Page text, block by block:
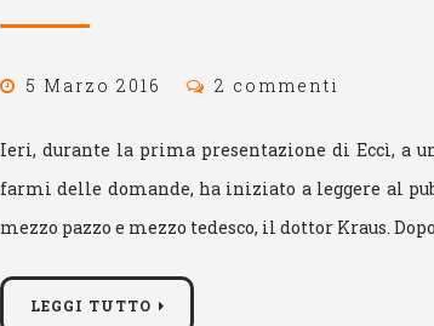
5 Marzo 2016 2 commenti
Ieri, durante la prima presentazione di Eccì, a
farmi delle domande, ha iniziato a leggere al
mezzo pazzo e mezzo tedesco, il dottor Kraus.
LEGGI TUTTO